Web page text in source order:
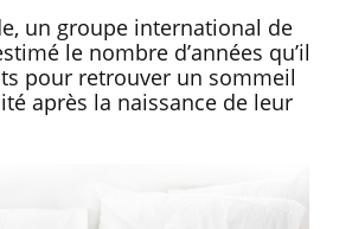
un groupe international de
le nombre d’années qu’il
pour retrouver un sommeil
après la naissance de leur